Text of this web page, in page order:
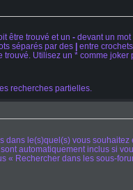
être trouvé et un - devant un mot
séparés par des | entre
trouvé. Utilisez un * comme joker
recherches partielles.
dans le(s)quel(s) vous souhaitez
automatiquement inclus si
« Rechercher dans les sous-